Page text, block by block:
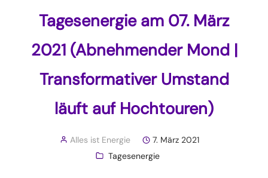
Tagesenergie am 07. März
2021 (Abnehmender Mond |
Transformativer Umstand
läuft auf Hochtouren)
Alles ist Energie
7. März 2021
Tagesenergie